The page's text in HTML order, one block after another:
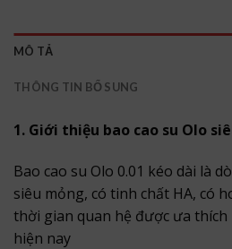
MÔ TẢ
THÔNG TIN BỔ SUNG
1. Giới thiệu bao cao su Olo
Bao cao su Olo 0.01 kéo dài là
siêu mỏng, có tinh chất HA, có
thời gian quan hệ được ưa
hiện nay